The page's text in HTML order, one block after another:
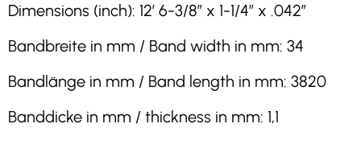
Dimensions (inch): 12′ 6-3/8″ x 1-1/4″ x .042″
Bandbreite in mm / Band width in mm: 34
Bandlänge in mm / Band length in mm: 3820
Banddicke in mm / thickness in mm: 1,1